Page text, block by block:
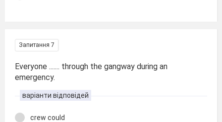
Запитання 7
Everyone ....... through the gangway during an
emergency.
варіанти відповідей
crew could